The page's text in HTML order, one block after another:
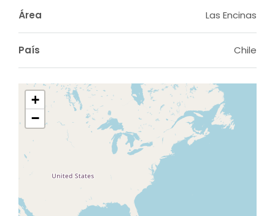
Área Las Encinas
País Chile
+
−